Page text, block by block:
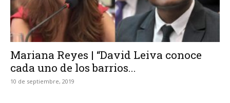
Mariana Reyes | “David Leiva conoce
cada uno de los barrios...
10 de septiembre, 2019